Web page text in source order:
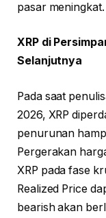
pasar meningkat.
XRP di
Selanjutnya
Pada saat
2026, XRP
penurunan
Pergerakan
XRP pada fase
Realized Price
bearish akan